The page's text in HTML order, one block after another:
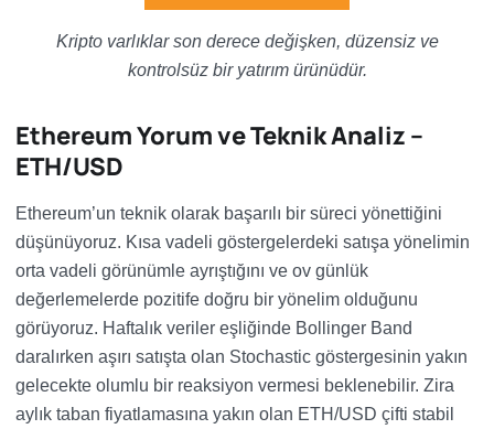
Kripto varlıklar son derece değişken, düzensiz ve
kontrolsüz bir yatırım ürünüdür.
Ethereum Yorum ve Teknik Analiz –
ETH/USD
Ethereum’un teknik olarak başarılı bir süreci yönettiğini
düşünüyoruz. Kısa vadeli göstergelerdeki satışa yönelimin
orta vadeli görünümle ayrıştığını ve ov günlük
değerlemelerde pozitife doğru bir yönelim olduğunu
görüyoruz. Haftalık veriler eşliğinde Bollinger Band
daralırken aşırı satışta olan Stochastic göstergesinin yakın
gelecekte olumlu bir reaksiyon vermesi beklenebilir. Zira
aylık taban fiyatlamasına yakın olan ETH/USD çifti stabil